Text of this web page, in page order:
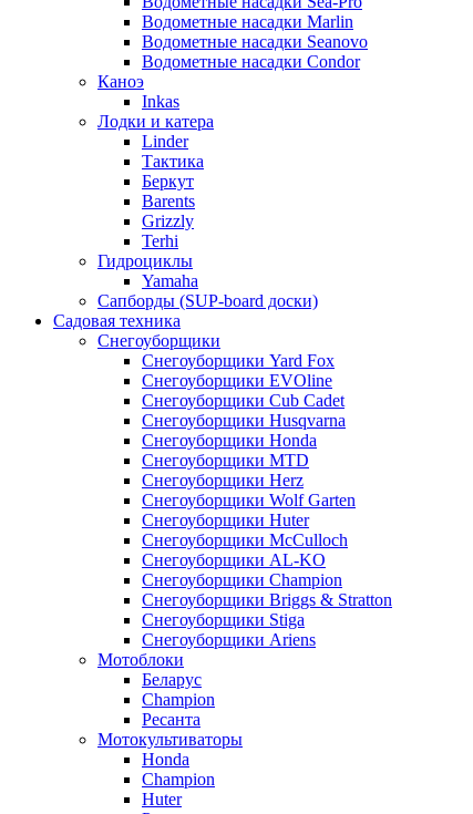
Водометные насадки Marlin
Водометные насадки Seanovo
Водометные насадки Condor
Каноэ
Inkas
Лодки и катера
Linder
Тактика
Беркут
Barents
Grizzly
Terhi
Гидроциклы
Yamaha
Сапборды (SUP-board доски)
Садовая техника
Снегоуборщики
Снегоуборщики Yard Fox
Снегоуборщики EVOline
Снегоуборщики Cub Cadet
Снегоуборщики Husqvarna
Снегоуборщики Honda
Снегоуборщики MTD
Снегоуборщики Herz
Снегоуборщики Wolf Garten
Снегоуборщики Huter
Снегоуборщики McCulloch
Снегоуборщики AL-KO
Снегоуборщики Champion
Снегоуборщики Briggs & Stratton
Снегоуборщики Stiga
Снегоуборщики Ariens
Мотоблоки
Беларус
Champion
Ресанта
Мотокультиваторы
Honda
Champion
Huter